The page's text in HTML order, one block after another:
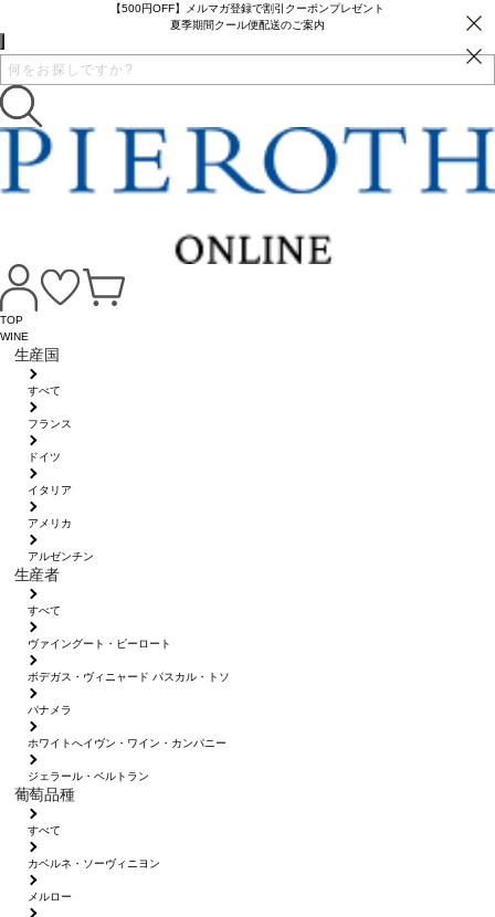
【500円OFF】メルマガ登録で割引クーポンプレゼント
夏季期間クール便配送のご案内
TOP
WINE
生産国
すべて
フランス
ドイツ
イタリア
アメリカ
アルゼンチン
生産者
すべて
ヴァイングート・ピーロート
ボデガス・ヴィニャード パスカル・トソ
パナメラ
ホワイトへイヴン・ワイン・カンパニー
ジェラール・ベルトラン
葡萄品種
すべて
カベルネ・ソーヴィニヨン
メルロー